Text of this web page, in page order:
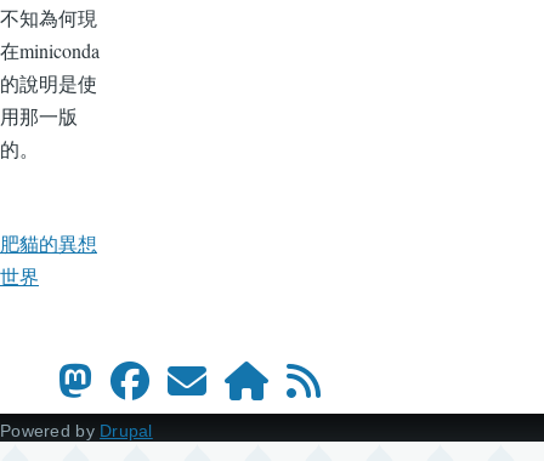
不知為何現
在miniconda
的說明是使
用那一版
的。
肥貓的異想
世界
Powered by Drupal